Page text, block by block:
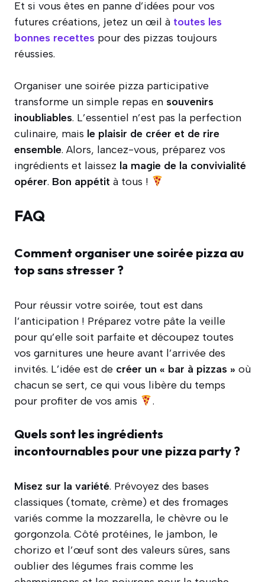
Et si vous êtes en panne d’idées pour vos
futures créations, jetez un œil à toutes les
bonnes recettes pour des pizzas toujours
réussies.
Organiser une soirée pizza participative
transforme un simple repas en souvenirs
inoubliables. L’essentiel n’est pas la perfection
culinaire, mais le plaisir de créer et de rire
ensemble. Alors, lancez-vous, préparez vos
ingrédients et laissez la magie de la convivialité
opérer. Bon appétit à tous !
FAQ
Comment organiser une soirée pizza au
top sans stresser ?
Pour réussir votre soirée, tout est dans
l’anticipation ! Préparez votre pâte la veille
pour qu’elle soit parfaite et découpez toutes
vos garnitures une heure avant l’arrivée des
invités. L’idée est de créer un « bar à pizzas » où
chacun se sert, ce qui vous libère du temps
pour profiter de vos amis
.
Quels sont les ingrédients
incontournables pour une pizza party ?
Misez sur la variété. Prévoyez des bases
classiques (tomate, crème) et des fromages
variés comme la mozzarella, le chèvre ou le
gorgonzola. Côté protéines, le jambon, le
chorizo et l’œuf sont des valeurs sûres, sans
oublier des légumes frais comme les